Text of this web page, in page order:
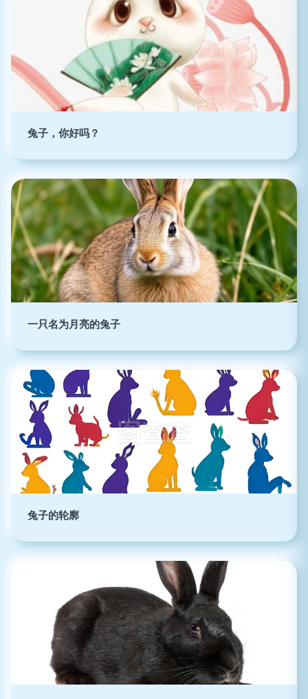
兔子，你好吗？
一只名为月亮的兔子
兔子的轮廓